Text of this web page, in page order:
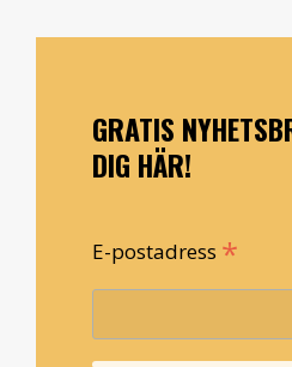
GRATIS
DIG HÄR!
E-postadress *